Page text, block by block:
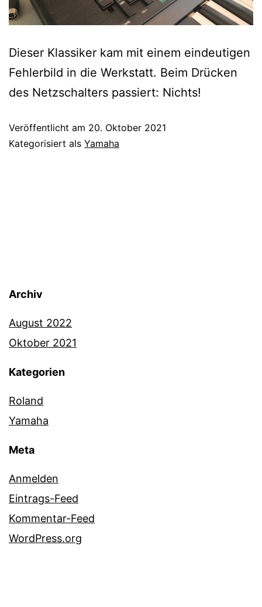
Dieser Klassiker kam mit einem eindeutigen
Fehlerbild in die Werkstatt. Beim Drücken
des Netzschalters passiert: Nichts!
Veröffentlicht am 20. Oktober 2021
Kategorisiert als Yamaha
Archiv
August 2022
Oktober 2021
Kategorien
Roland
Yamaha
Meta
Anmelden
Eintrags-Feed
Kommentar-Feed
WordPress.org